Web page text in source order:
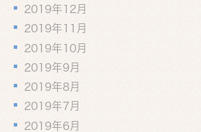
2019年12月
2019年11月
2019年10月
2019年9月
2019年8月
2019年7月
2019年6月